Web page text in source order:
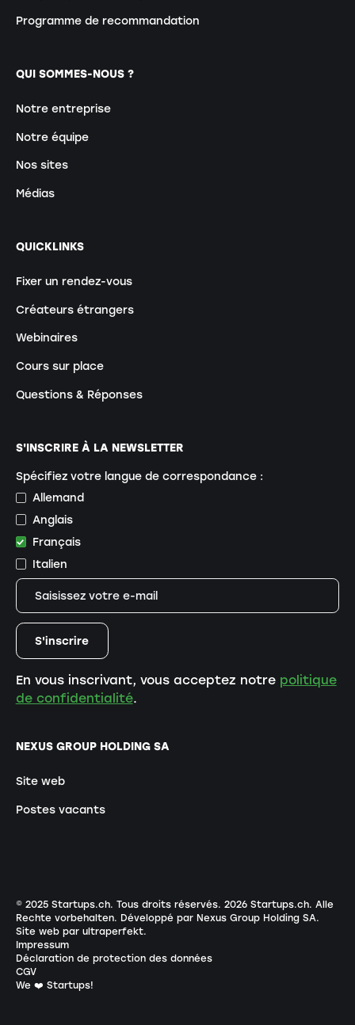
Programme de recommandation
QUI SOMMES-NOUS ?
Notre entreprise
Notre équipe
Nos sites
Médias
QUICKLINKS
Fixer un rendez-vous
Créateurs étrangers
Webinaires
Cours sur place
Questions & Réponses
NEXUS GROUP HOLDING SA
Site web
Postes vacants
S'INSCRIRE À LA NEWSLETTER
Spécifiez votre langue de correspondance :
Allemand
Anglais
Français
Italien
En vous inscrivant, vous acceptez notre politique
de confidentialité.
© 2025 Startups.ch. Tous droits réservés. 2026Startups.ch. Alle
Rechte vorbehalten. Développé par Nexus Group Holding SA.
Site web par ultraperfekt.
Impressum
Déclaration de protection des données
CGV
We ❤️ Startups!